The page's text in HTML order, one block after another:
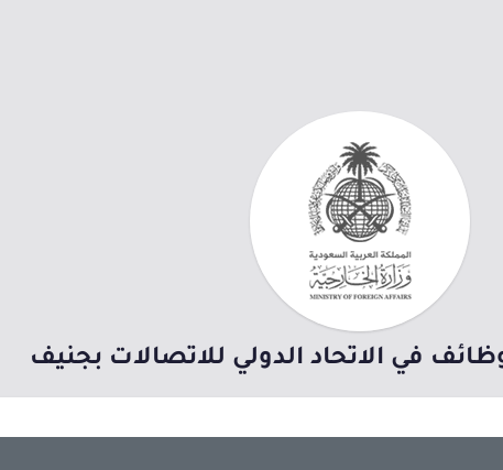
في الاتحاد الدولي للاتصالات بجنيف